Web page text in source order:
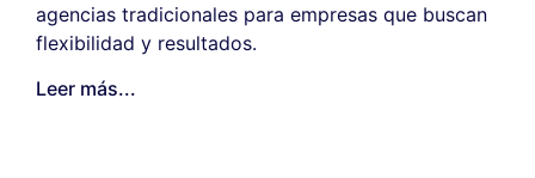
agencias tradicionales para empresas que buscan
flexibilidad y resultados.
Leer más...